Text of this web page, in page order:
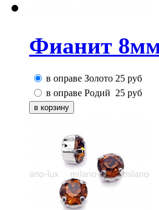
Фианит
в оправе Золото 25 руб
в оправе Родий 25 руб